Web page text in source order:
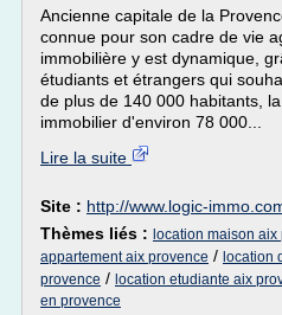
Ancienne capitale de la
connue pour son cadre de vie
immobilière y est dynamique,
étudiants et étrangers qui
de plus de 140 000 habitants,
immobilier d'environ 78 000...
Lire la suite
Site : http://www.logic-
Thèmes liés : location maison aix
appartement aix provence / location
provence / location etudiante aix
en provence